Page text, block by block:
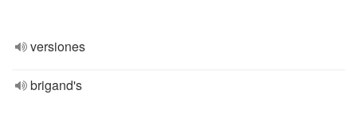
versiones
brigand's